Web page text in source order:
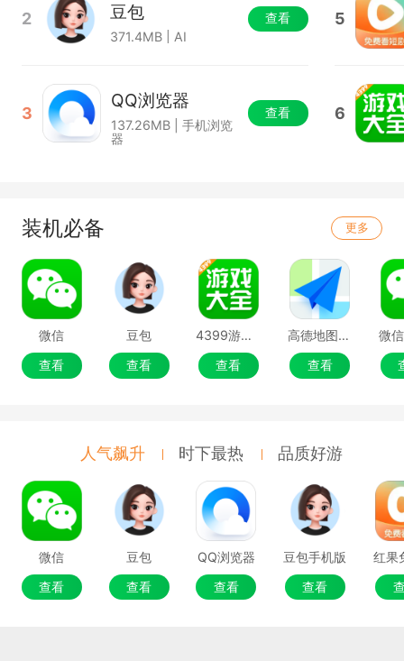
2 豆包
371.4MB | AI
查看
3
QQ浏览器
137.26MB | 手机浏览
器
查看
5
6
装机必备 更多
微信
查看
豆包
查看
4399游戏盒
查看
高德地图移动端
查看
微
人气飙升 时下最热 品质好游
微信
查看
豆包
查看
QQ浏览器
查看
豆包手机版
查看